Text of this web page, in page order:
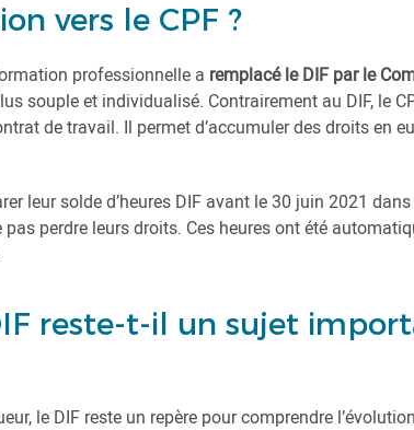
vers le CPF ?
professionnelle a remplacé le DIF par le
souple et individualisé. Contrairement au DIF, le
de travail. Il permet d’accumuler des droits en
leur solde d’heures DIF avant le 30 juin 2021
pas perdre leurs droits. Ces heures ont été
reste-t-il un sujet
le DIF reste un repère pour comprendre